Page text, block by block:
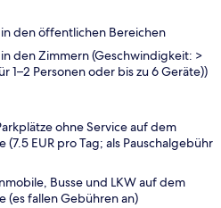
den öffentlichen Bereichen
den Zimmern (Geschwindigkeit: >
1–2 Personen oder bis zu 6 Geräte))
ohne Service auf dem
EUR pro Tag; als Pauschalgebühr
Busse und LKW auf dem
(es fallen Gebühren an)